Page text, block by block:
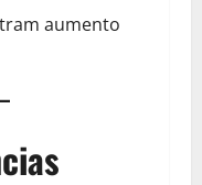
aumento